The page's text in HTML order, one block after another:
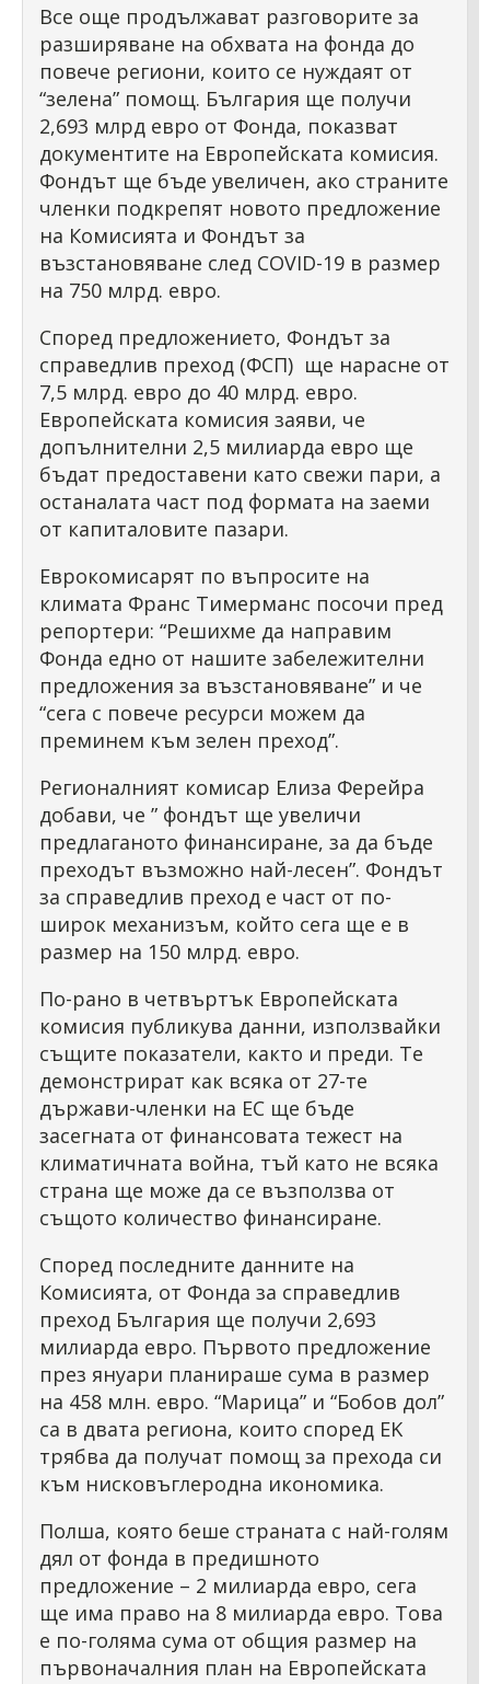
Все още продължават разговорите за
разширяване на обхвата на фонда до
повече региони, които се нуждаят от
“зелена” помощ. България ще получи
2,693 млрд евро от Фонда, показват
документите на Европейската комисия.
Фондът ще бъде увеличен, ако страните
членки подкрепят новото предложение
на Комисията и Фондът за
възстановяване след COVID-19 в размер
на 750 млрд. евро.
Според предложението, Фондът за
справедлив преход (ФСП) ще нарасне от
7,5 млрд. евро до 40 млрд. евро.
Европейската комисия заяви, че
допълнителни 2,5 милиарда евро ще
бъдат предоставени като свежи пари, а
останалата част под формата на заеми
от капиталовите пазари.
Еврокомисарят по въпросите на
климата Франс Тимерманс посочи пред
репортери: “Решихме да направим
Фонда едно от нашите забележителни
предложения за възстановяване” и че
“сега с повече ресурси можем да
преминем към зелен преход”.
Регионалният комисар Елиза Ферейра
добави, че ” фондът ще увеличи
предлаганото финансиране, за да бъде
преходът възможно най-лесен”. Фондът
за справедлив преход е част от по-
широк механизъм, който сега ще е в
размер на 150 млрд. евро.
По-рано в четвъртък Европейската
комисия публикува данни, използвайки
същите показатели, както и преди. Те
демонстрират как всяка от 27-те
държави-членки на ЕС ще бъде
засегната от финансовата тежест на
климатичната война, тъй като не всяка
страна ще може да се възползва от
същото количество финансиране.
Според последните данните на
Комисията, от Фонда за справедлив
преход България ще получи 2,693
милиарда евро. Първото предложение
през януари планираше сума в размер
на 458 млн. евро. “Марица” и “Бобов дол”
са в двата региона, които според EK
трябва да получат помощ за прехода си
към нисковъглеродна икономика.
Полша, която беше страната с най-голям
дял от фонда в предишното
предложение – 2 милиарда евро, сега
ще има право на 8 милиарда евро. Това
е по-голяма сума от общия размер на
първоначалния план на Европейската